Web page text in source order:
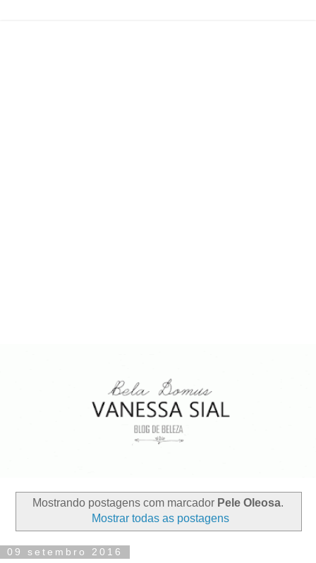
Mostrando postagens com marcador Pele Oleosa.
Mostrar todas as postagens
09 setembro 2016